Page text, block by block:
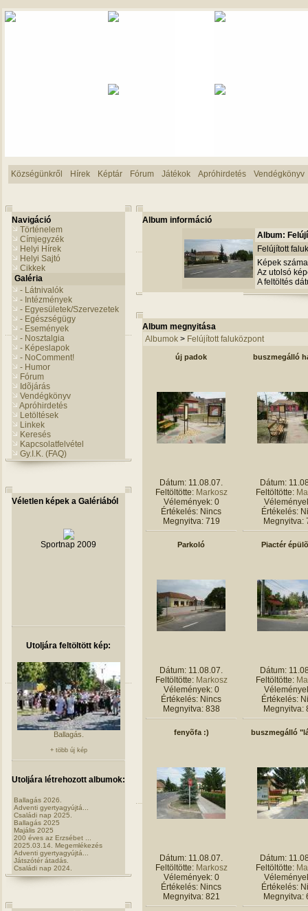
Községünkről Hírek Képtár Fórum Játékok Apróhirdetés Vendégkönyv
Navigáció
Történelem
Címjegyzék
Helyi Hírek
Helyi Sajtó
Cikkek
Galéria
- Látnivalók
- Intézmények
- Egyesületek/Szervezetek
- Egészségügy
- Események
- Nosztalgia
- Képeslapok
- NoComment!
- Humor
Fórum
Idõjárás
Vendégkönyv
Apróhirdetés
Letöltések
Linkek
Keresés
Kapcsolatfelvétel
Gy.I.K. (FAQ)
Véletlen képek a Galériából
Sportnap 2009
Utoljára feltöltött kép:
Ballagás.
+ több új kép
Utoljára létrehozott albumok:
Ballagás 2026.
Adventi gyertyagyújtá...
Családi nap 2025.
Ballagás 2025
Majális 2025
200 éves az Erzsébet ...
2025.03.14. Megemlékezés
Adventi gyertyagyújtá...
Játszótér átadás.
Családi nap 2024.
Album információ
Album:
Felújított
Képek
Az utolsó
A feltöltés
Album megnyitása
Albumok > Felújított faluközpont
új padok
Dátum: 11.08.07.
Feltöltötte: Markosz
Vélemények: 0
Értékelés: Nincs
Megnyitva: 719
buszmegálló
Dátum:
Feltöltötte:
Értékelés:
Megnyitva:
Parkoló
Dátum: 11.08.07.
Feltöltötte: Markosz
Vélemények: 0
Értékelés: Nincs
Megnyitva: 838
Piactér
Dátum:
Feltöltötte:
Értékelés:
Megnyitva:
fenyõfa :)
Dátum: 11.08.07.
Feltöltötte: Markosz
Vélemények: 0
Értékelés: Nincs
Megnyitva: 821
buszmegálló
Dátum:
Feltöltötte:
Értékelés:
Megnyitva: